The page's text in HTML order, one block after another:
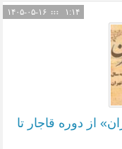
۱:۱۴
از دوره قاجار تا